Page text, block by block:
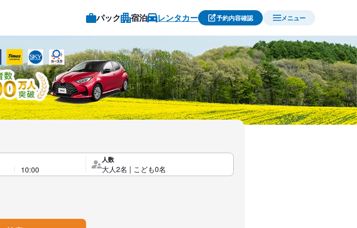
パック 宿泊 レンタカー 予約内容確認 メニュー
人数